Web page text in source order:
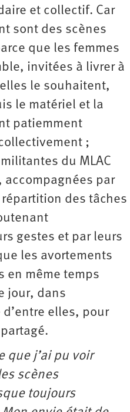
et collectif. Car
sont des scènes
que les femmes
invitées à livrer à
le souhaitent,
le matériel et la
patiemment
;
du MLAC
par
des tâches
gestes et par leurs
les avortements
en même temps
jour, dans
d’entre elles, pour
que j’ai pu voir
scènes
toujours